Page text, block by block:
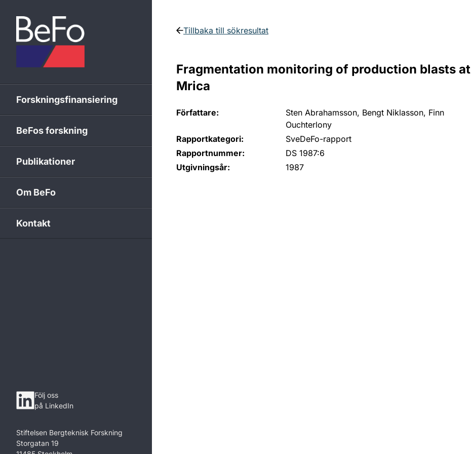
Forskningsfinansiering
BeFos forskning
Publikationer
Om BeFo
Kontakt
Följ oss
på LinkedIn
Stiftelsen Bergteknisk Forskning
Storgatan 19
Tillbaka till sökresultat
Fragmentation monitoring of production blasts at
Mrica
Författare:
Sten Abrahamsson, Bengt Niklasson, Finn
Ouchterlony
Rapportkategori:
SveDeFo-rapport
Rapportnummer:
DS 1987:6
Utgivningsår:
1987